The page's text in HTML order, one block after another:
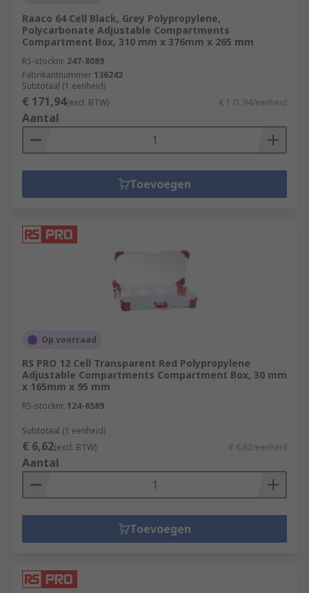
Raaco 64 Cell Black, Grey Polypropylene,
Polycarbonate Adjustable Compartments
Compartment Box, 310 mm x 376mm x 265 mm
RS-stocknr. 247-8089
Fabrikantnummer 136242
Subtotaal (1 eenheid)
€ 171,94(excl. BTW) € 171,94/eenheid
Aantal
Toevoegen
Op voorraad
RS PRO 12 Cell Transparent Red Polypropylene
Adjustable Compartments Compartment Box, 30 mm
x 165mm x 95 mm
RS-stocknr. 124-6589
Subtotaal (1 eenheid)
€ 6,62(excl. BTW) € 6,62/eenheid
Aantal
Toevoegen